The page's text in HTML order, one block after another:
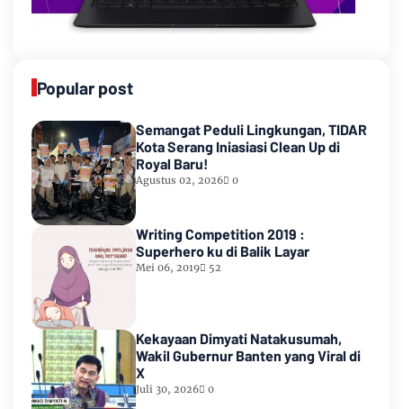
Popular post
Semangat Peduli Lingkungan, TIDAR
Kota Serang Iniasiasi Clean Up di
Royal Baru!
Agustus 02, 2026 0
Writing Competition 2019 :
Superhero ku di Balik Layar
Mei 06, 2019 52
Kekayaan Dimyati Natakusumah,
Wakil Gubernur Banten yang Viral di
X
Juli 30, 2026 0